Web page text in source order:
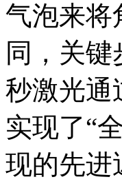
气泡来将
同，关
秒激光通
实现了“
现的先进